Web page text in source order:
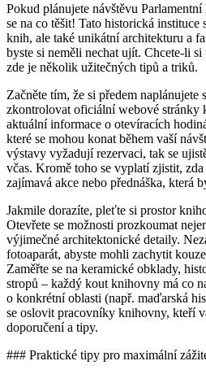
Pokud plánujete návštěvu
se na co těšit! Tato historická instituce
knih, ale také unikátní architekturu a
byste si neměli nechat ujít. Chcete-li
zde je několik užitečných tipů a triků.
Začněte tím, že si předem
zkontrolovat oficiální webové stránky
aktuální informace o otevíracích
které se mohou konat během vaší
výstavy vyžadují rezervaci, tak se
včas. Kromě toho se vyplatí zjistit,
zajímavá akce nebo přednáška, která
Jakmile dorazíte, pleťte si prostor
Otevřete se možnosti prozkoumat
výjimečné architektonické detaily.
fotoaparát, abyste mohli zachytit
Zaměřte se na keramické obklady,
stropů – každý kout knihovny má co
o konkrétní oblasti (např. maďarská
se oslovit pracovníky knihovny, kteří
doporučení a tipy.
### Praktické tipy pro maximální